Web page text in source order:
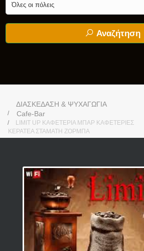
Αναζήτηση
ΔΙΑΣΚΕΔΑΣΗ & ΨΥΧΑΓΩΓΙΑ
Cafe-Bar
LIMIT UP ΚΑΦΕΤΕΡΙΑ ΜΠΑΡ ΚΑΦΕΤΕΡΙΕΣ
ΚΕΡΑΤΕΑ ΣΤΑΜΑΤΗ ΖΟΡΜΠΑ